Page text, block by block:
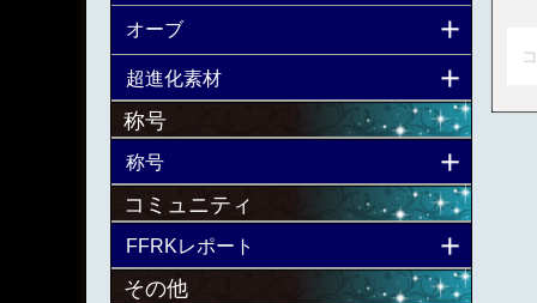
オーブ
超進化素材
称号
称号
コミュニティ
FFRKレポート
その他